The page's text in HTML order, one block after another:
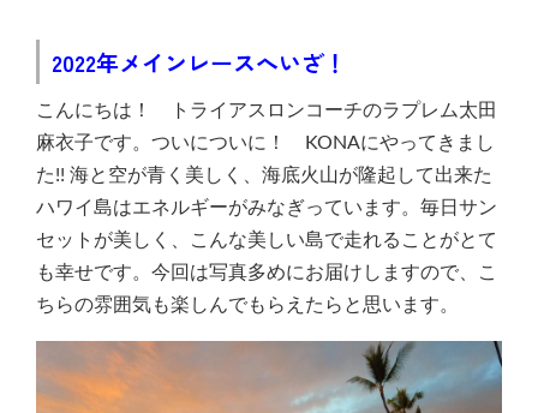
2022年メインレースへいざ！
こんにちは！ トライアスロンコーチのラプレム太田
麻衣子です。ついについに！ KONAにやってきまし
た!! 海と空が青く美しく、海底火山が隆起して出来た
ハワイ島はエネルギーがみなぎっています。毎日サン
セットが美しく、こんな美しい島で走れることがとて
も幸せです。今回は写真多めにお届けしますので、こ
ちらの雰囲気も楽しんでもらえたらと思います。